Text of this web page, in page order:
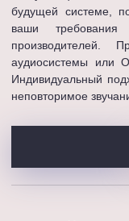
будущей системе,
ваши требования
производителей.
аудиосистемы или
Индивидуальный
неповторимое